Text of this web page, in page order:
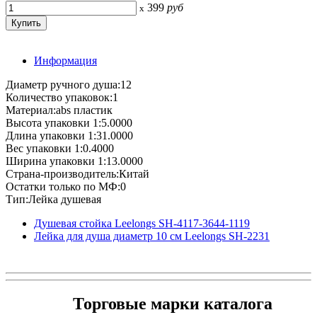
x 399 руб
Информация
Диаметр ручного душа:12
Количество упаковок:1
Материал:abs пластик
Высота упаковки 1:5.0000
Длина упаковки 1:31.0000
Вес упаковки 1:0.4000
Ширина упаковки 1:13.0000
Страна-производитель:Китай
Остатки только по МФ:0
Тип:Лейка душевая
Душевая стойка Leelongs SH-4117-3644-1119
Лейка для душа диаметр 10 см Leelongs SH-2231
Торговые марки каталога